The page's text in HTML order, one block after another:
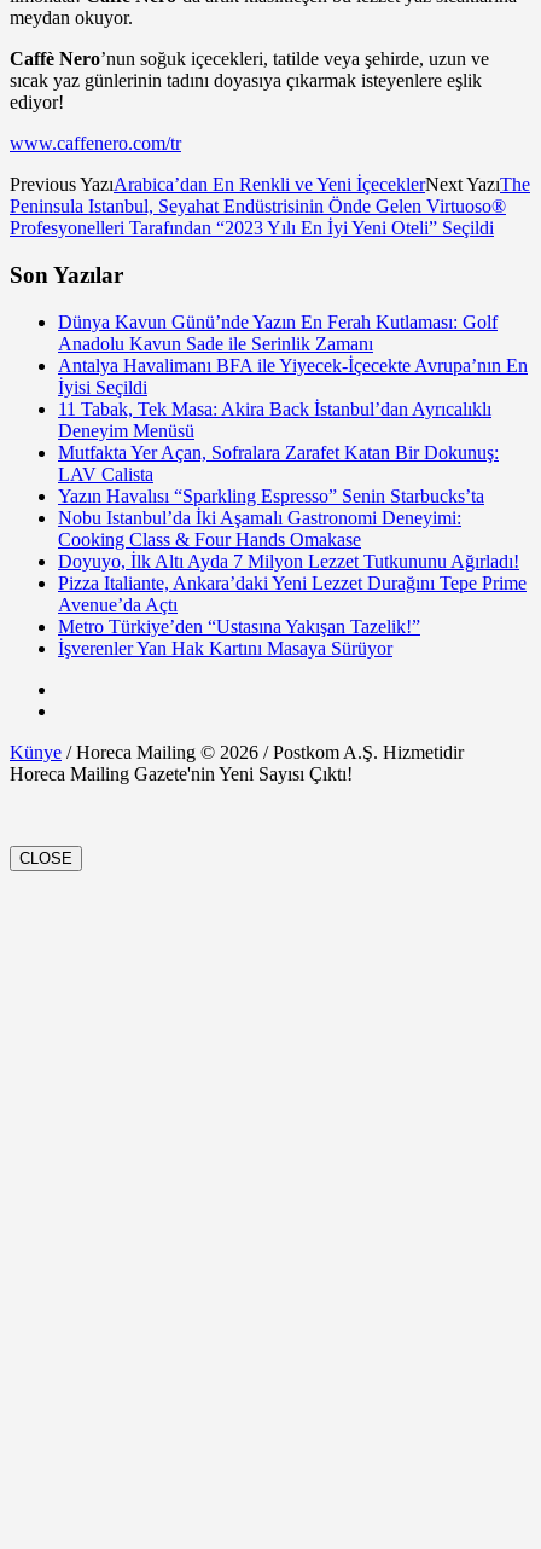
meydan okuyor.
Caffè Nero’nun soğuk içecekleri, tatilde veya şehirde, uzun ve
sıcak yaz günlerinin tadını doyasıya çıkarmak isteyenlere eşlik
ediyor!
www.caffenero.com/tr
Previous YazıArabica’dan En Renkli ve Yeni İçeceklerNext YazıThe
Peninsula Istanbul, Seyahat Endüstrisinin Önde Gelen Virtuoso®
Profesyonelleri Tarafından “2023 Yılı En İyi Yeni Oteli” Seçildi
Son Yazılar
Dünya Kavun Günü’nde Yazın En Ferah Kutlaması: Golf
Anadolu Kavun Sade ile Serinlik Zamanı
Antalya Havalimanı BFA ile Yiyecek-İçecekte Avrupa’nın En
İyisi Seçildi
11 Tabak, Tek Masa: Akira Back İstanbul’dan Ayrıcalıklı
Deneyim Menüsü
Mutfakta Yer Açan, Sofralara Zarafet Katan Bir Dokunuş:
LAV Calista
Yazın Havalısı “Sparkling Espresso” Senin Starbucks’ta
Nobu Istanbul’da İki Aşamalı Gastronomi Deneyimi:
Cooking Class & Four Hands Omakase
Doyuyo, İlk Altı Ayda 7 Milyon Lezzet Tutkununu Ağırladı!
Pizza Italiante, Ankara’daki Yeni Lezzet Durağını Tepe Prime
Avenue’da Açtı
Metro Türkiye’den “Ustasına Yakışan Tazelik!”
İşverenler Yan Hak Kartını Masaya Sürüyor
Künye / Horeca Mailing © 2026 / Postkom A.Ş. Hizmetidir
Horeca Mailing Gazete'nin Yeni Sayısı Çıktı!
CLOSE